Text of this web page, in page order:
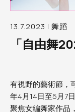
13.7.2023 | 舞蹈
「自由舞
有視野的藝術節，
年4月14日至5月7
聚焦女編舞家作品